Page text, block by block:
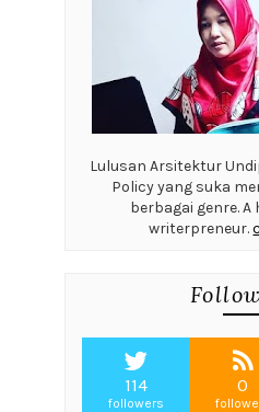
Lulusan Arsitektur
Policy yang suka
berbagai genre.
writerpreneur.
114
followers
0